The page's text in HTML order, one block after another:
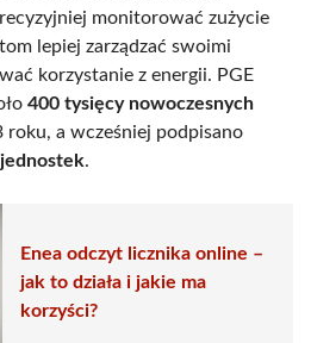
monitorować zużycie
lepiej zarządzać swoimi
korzystanie z energii. PGE
400 tysięcy nowoczesnych
roku, a wcześniej podpisano
.
Enea odczyt licznika online –
jak to działa i jakie ma
korzyści?